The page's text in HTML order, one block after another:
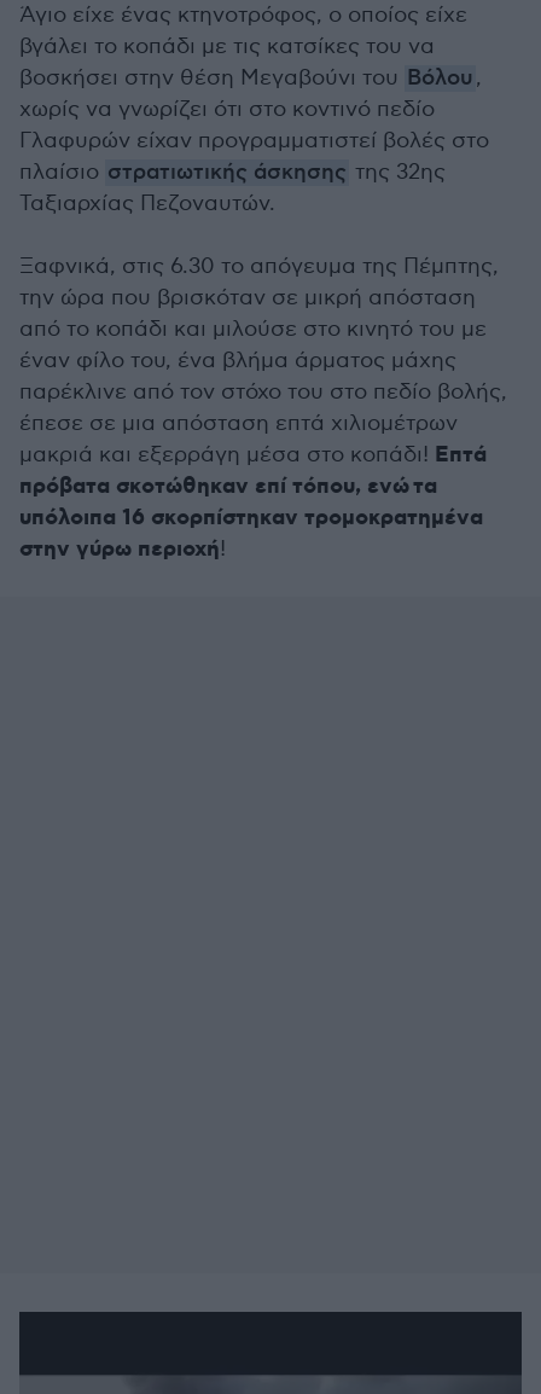
Άγιο είχε ένας κτηνοτρόφος, ο οποίος είχε
βγάλει το κοπάδι με τις κατσίκες του να
βοσκήσει στην θέση Μεγαβούνι του Βόλου ,
χωρίς να γνωρίζει ότι στο κοντινό πεδίο
Γλαφυρών είχαν προγραμματιστεί βολές στο
πλαίσιο στρατιωτικής άσκησης της 32ης
Ταξιαρχίας Πεζοναυτών.
Ξαφνικά, στις 6.30 το απόγευμα της Πέμπτης,
την ώρα που βρισκόταν σε μικρή απόσταση
από το κοπάδι και μιλούσε στο κινητό του με
έναν φίλο του, ένα βλήμα άρματος μάχης
παρέκλινε από τον στόχο του στο πεδίο βολής,
έπεσε σε μια απόσταση επτά χιλιομέτρων
μακριά και εξερράγη μέσα στο κοπάδι! Επτά
πρόβατα σκοτώθηκαν επί τόπου, ενώ τα
υπόλοιπα 16 σκορπίστηκαν τρομοκρατημένα
στην γύρω περιοχή!